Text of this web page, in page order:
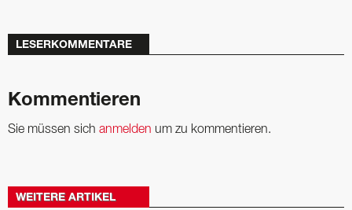
LESERKOMMENTARE
Kommentieren
Sie müssen sich anmelden um zu kommentieren.
WEITERE ARTIKEL